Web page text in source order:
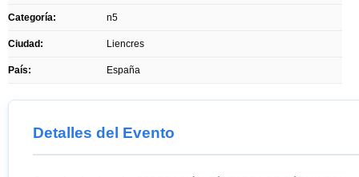
Categoría: n5
Ciudad: Liencres
País: España
Detalles del Evento